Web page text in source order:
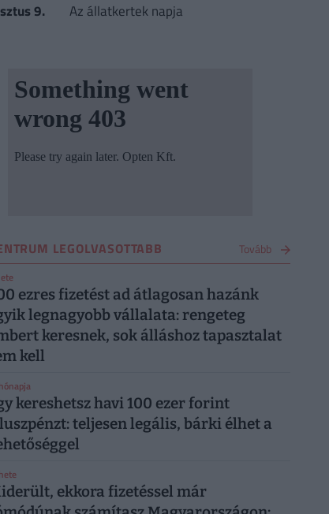
9.
Az állatkertek napja
LEGOLVASOTTABB Tovább
ezres fizetést ad átlagosan hazánk
legnagyobb vállalata: rengeteg
keresnek, sok álláshoz tapasztalat
kell
kereshetsz havi 100 ezer forint
teljesen legális, bárki élhet a
ekkora fizetéssel már